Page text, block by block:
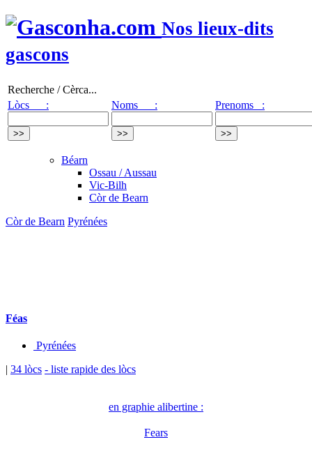
Nos lieux-dits
gascons
Recherche / Cèrca...
Lòcs :
Noms : Prenoms :
Béarn
Ossau / Aussau
Vic-Bilh
Còr de Bearn
Còr de Bearn Pyrénées
Féas
Pyrénées
| 34 lòcs - liste rapide des lòcs
en graphie alibertine :
Fears